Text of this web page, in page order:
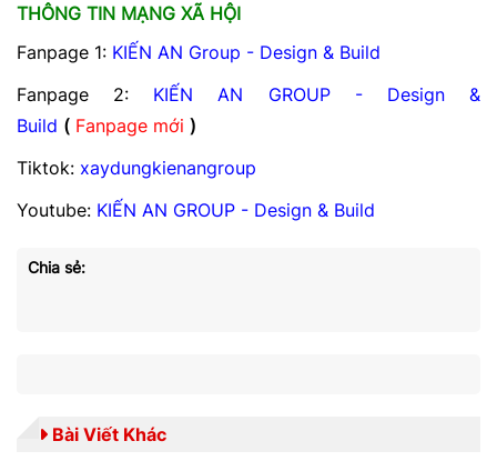
THÔNG TIN MẠNG XÃ HỘI
Fanpage 1: KIẾN AN Group - Design & Build
Fanpage 2: KIẾN AN GROUP - Design &
Build ( Fanpage mới )
Tiktok: xaydungkienangroup
Youtube: KIẾN AN GROUP - Design & Build
Chia sẻ:
Bài Viết Khác